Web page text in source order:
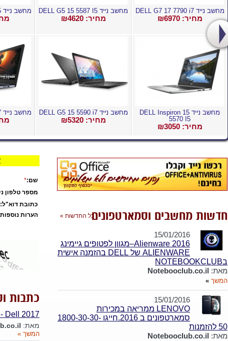
מחשב נייד DELL G3 17 3779 I5
מחשב נייד DELL G3 17 3779 I7
מחשב נייד DELL G5 15 5587 I5
מחיר: ₪4620
מחשב נייד DELL G5 15 5590 i7
מחיר: ₪5320
מחשב נייד DELL G7 17 7790 i7
מחיר: ₪6970
מחשב נייד DELL Inspiron 15
5570 I5
מחיר: ₪3050
שם:*
מספר טלפון
כתובת דוא"ל:
הערות
כתבות
Dell 2017 - הדור החדש של מחשבים ניידים
מאת:
המשך »
כל החדשות »חדשות מחשבים וסמארטפונים
15/01/2016
Alienware 2016–מגוון לפטופים גיימינג
ALIENWARE של DELL בהזמנה אישית
בNOTEBOOKCLUB
מאת: Notebooclub.co.il
המשך »
15/01/2016
LENOVO ממריאה במכירות
סמארטפונים ב 2016.חייגו 1800-30-30-
50 להזמנות
מאת: Notebooclub.co.il